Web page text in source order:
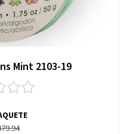
Mint 2103-19